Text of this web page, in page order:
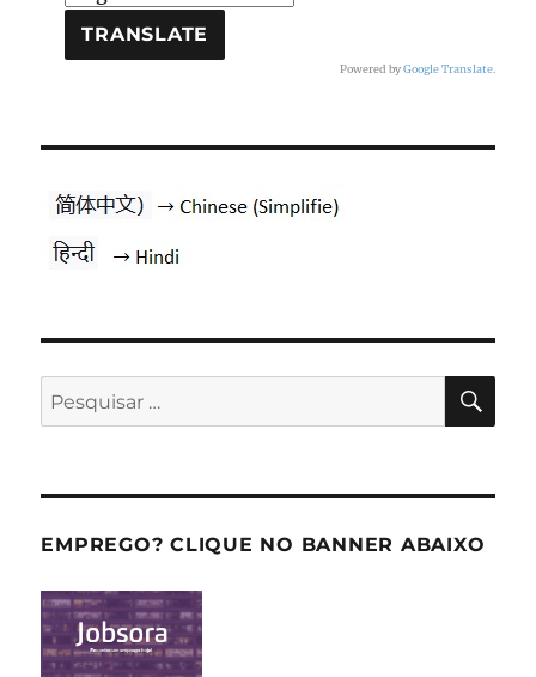
Powered byGoogle Translate.
Pesquisar
por:
EMPREGO? CLIQUE NO BANNER ABAIXO